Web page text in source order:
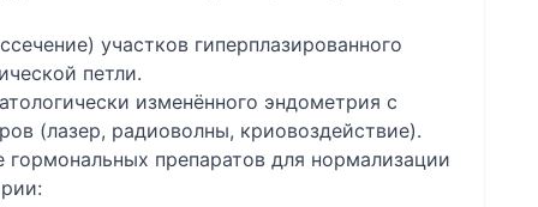
участков гиперплазированного
петли.
изменённого эндометрия с
(лазер, радиоволны, криовоздействие).
препаратов для нормализации